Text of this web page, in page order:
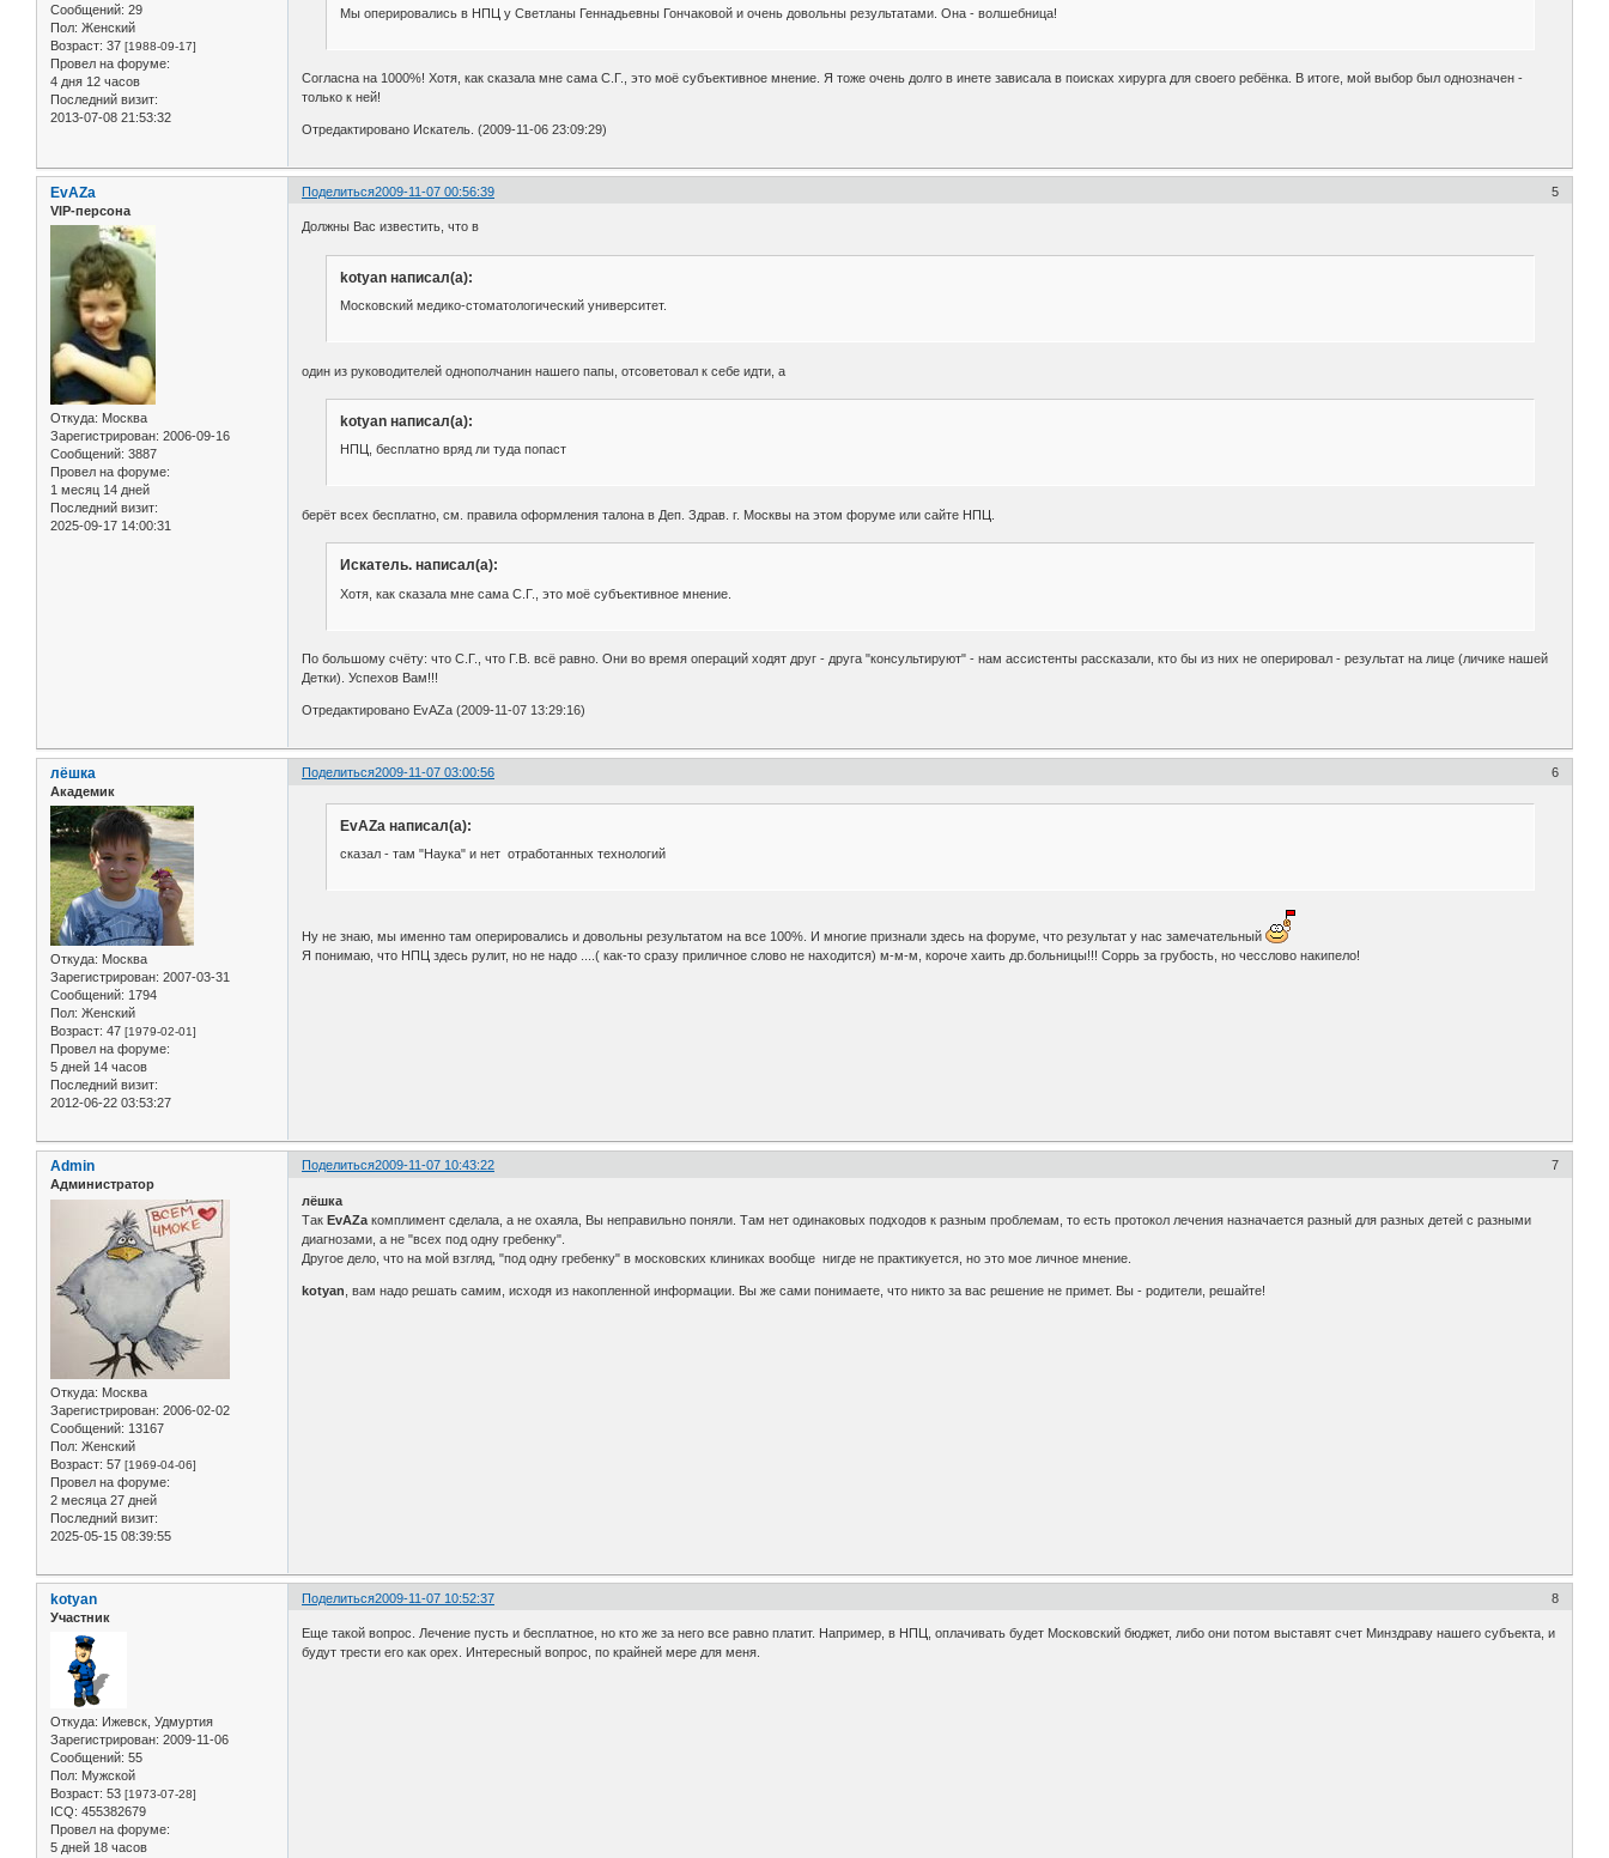
Сообщений: 29
Пол: Женский
Возраст: 37 [1988-09-17]
Провел на форуме:
4 дня 12 часов
Последний визит:
2013-07-08 21:53:32
Мы оперировались в НПЦ у Светланы Геннадьевны Гончаковой и очень довольны результатами. Она - волшебница!
Согласна на 1000%! Хотя, как сказала мне сама С.Г., это моё субъективное мнение. Я тоже очень долго в инете зависала в поисках хирурга для своего ребёнка. В итоге, мой выбор был однозначен -
только к ней!
Отредактировано Искатель. (2009-11-06 23:09:29)
Поделиться 5
2009-11-07 00:56:39
EvAZa
VIP-персона
Откуда: Москва
Зарегистрирован: 2006-09-16
Сообщений: 3887
Провел на форуме:
1 месяц 14 дней
Последний визит:
2025-09-17 14:00:31
Должны Вас известить, что в
kotyan написал(а):
Московский медико-стоматологический университет.
один из руководителей однополчанин нашего папы, отсоветовал к себе идти, а
kotyan написал(а):
НПЦ, бесплатно вряд ли туда попаст
берёт всех бесплатно, см. правила оформления талона в Деп. Здрав. г. Москвы на этом форуме или сайте НПЦ.
Искатель. написал(а):
Хотя, как сказала мне сама С.Г., это моё субъективное мнение.
По большому счёту: что С.Г., что Г.В. всё равно. Они во время операций ходят друг - друга "консультируют" - нам ассистенты рассказали, кто бы из них не оперировал - результат на лице (личике нашей
Детки). Успехов Вам!!!
Отредактировано EvAZa (2009-11-07 13:29:16)
Поделиться 6
2009-11-07 03:00:56
лёшка
Академик
Откуда: Москва
Зарегистрирован: 2007-03-31
Сообщений: 1794
Пол: Женский
Возраст: 47 [1979-02-01]
Провел на форуме:
5 дней 14 часов
Последний визит:
2012-06-22 03:53:27
EvAZa написал(а):
сказал - там "Наука" и нет отработанных технологий
Ну не знаю, мы именно там оперировались и довольны результатом на все 100%. И многие признали здесь на форуме, что результат у нас замечательный
Я понимаю, что НПЦ здесь рулит, но не надо ....( как-то сразу приличное слово не находится) м-м-м, короче хаить др.больницы!!! Соррь за грубость, но чесслово накипело!
Поделиться 7
2009-11-07 10:43:22
Admin
Администратор
Откуда: Москва
Зарегистрирован: 2006-02-02
Сообщений: 13167
Пол: Женский
Возраст: 57 [1969-04-06]
Провел на форуме:
2 месяца 27 дней
Последний визит:
2025-05-15 08:39:55
лёшка
ТакEvAZa комплимент сделала, а не охаяла, Вы неправильно поняли. Там нет одинаковых подходов к разным проблемам, то есть протокол лечения назначается разный для разных детей с разными
диагнозами, а не "всех под одну гребенку".
Другое дело, что на мой взгляд, "под одну гребенку" в московских клиниках вообще нигде не практикуется, но это мое личное мнение.
kotyan , вам надо решать самим, исходя из накопленной информации. Вы же сами понимаете, что никто за вас решение не примет. Вы - родители, решайте!
Поделиться 8
2009-11-07 10:52:37
kotyan
Участник
Откуда: Ижевск, Удмуртия
Зарегистрирован: 2009-11-06
Сообщений: 55
Пол: Мужской
Возраст: 53 [1973-07-28]
ICQ: 455382679
Провел на форуме:
5 дней 18 часов
Еще такой вопрос. Лечение пусть и бесплатное, но кто же за него все равно платит. Например, в НПЦ, оплачивать будет Московский бюджет, либо они потом выставят счет Минздраву нашего субъекта, и
будут трести его как орех. Интересный вопрос, по крайней мере для меня.